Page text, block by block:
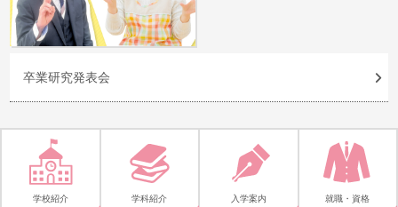
卒業研究発表会
学校紹介 学科紹介 入学案内 就職・資格